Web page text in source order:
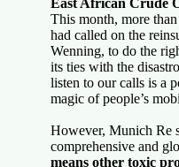
This month, more
had called on the
Wenning, to do the
its ties with the
listen to our calls is a
magic of people’s
However, Munich Re
comprehensive and
means other toxic